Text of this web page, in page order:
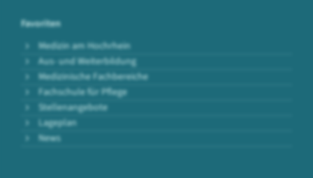
Favoriten
Medizin am Hochrhein
Aus- und Weiterbildung
Medizinische Fachbereiche
Fachschule für Pflege
Stellenangebote
Lageplan
News